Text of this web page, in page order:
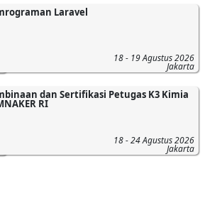
Laravel
18 - 19 Agustus 2026
Jakarta
dan Sertifikasi Petugas K3 Kimia
RI
18 - 24 Agustus 2026
Jakarta